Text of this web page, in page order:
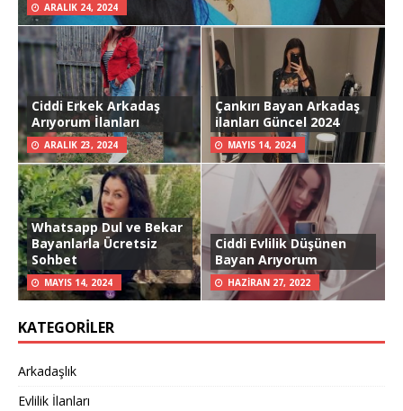
ARALIK 24, 2024
Ciddi Erkek Arkadaş
Arıyorum İlanları
ARALIK 23, 2024
Çankırı Bayan Arkadaş
ilanları Güncel 2024
MAYIS 14, 2024
Whatsapp Dul ve Bekar
Bayanlarla Ücretsiz
Sohbet
MAYIS 14, 2024
Ciddi Evlilik Düşünen
Bayan Arıyorum
HAZIRAN 27, 2022
KATEGORILER
Arkadaşlık
Evlilik İlanları